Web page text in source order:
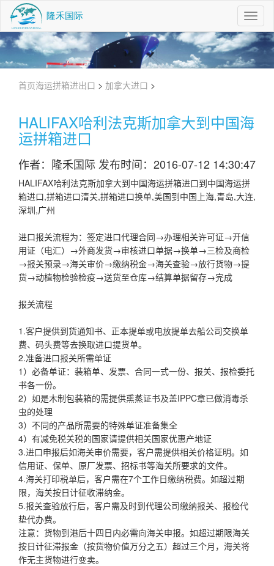
首页海运拼箱进出口 > 加拿大进口 >
HALIFAX哈利法克斯加拿大到中国海
运拼箱进口
作者：隆禾国际 发布时间：2016-07-12 14:30:47
HALIFAX哈利法克斯加拿大到中国海运拼箱进口到中国海运拼
箱进口,拼箱进口清关,拼箱进口换单,美国到中国上海,青岛,大连,
深圳,广州
进口报关流程为：签定进口代理合同→办理相关许可证→开信
用证（电汇）→外商发货→审核进口单据→换单→三检及商检
→报关预录→海关审价→缴纳税金→海关查验→放行货物→提
货→动植物检验检疫→送货至仓库→结算单据留存→完成
报关流程
1.客户提供到货通知书、正本提单或电放提单去船公司交换单
费、码头费等去换取进口提货单。
2.准备进口报关所需单证
1）必备单证：装箱单、发票、合同一式一份、报关、报检委托
书各一份。
2）如是木制包装箱的需提供熏蒸证书及盖IPPC章已做消毒杀
虫的处理
3）不同的产品所需要的特殊单证准备集全
4）有减免税关税的国家请提供相关国家优惠产地证
3.进口申报后如海关审价需要，客户需提供相关价格证明。如
信用证、保单、原厂发票、招标书等海关所要求的文件。
4.海关打印税单后，客户需在7个工作日缴纳税费。如超过期
限，海关按日计征收滞纳金。
5.报关查验放行后，客户需及时到代理公司缴纳报关、报检代
垫代办费。
注意：货物到港后十四日内必需向海关申报。如超过期限海关
按日计征滞报金（按货物价值万分之五）超过三个月，海关将
作无主货物进行变卖。